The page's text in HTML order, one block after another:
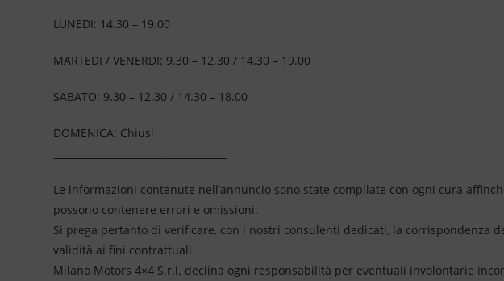
LUNEDI: 14.30 – 19.00
MARTEDI / VENERDI: 9.30 – 12.30 / 14.30 – 19.00
SABATO: 9.30 – 12.30 / 14.30 – 18.00
DOMENICA: Chiusi
Le informazioni contenute nell’annuncio sono state compilate con ogni cura
possono contenere errori e omissioni.
Si prega pertanto di verificare, con i nostri consulenti dedicati, la corrispondenza
validità ai fini contrattuali.
Milano Motors 4×4 S.r.l. declina ogni responsabilità per eventuali involontarie